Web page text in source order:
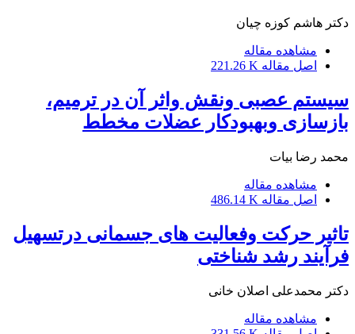
دکتر هاشم کوزه چیان
مشاهده مقاله
اصل مقاله 221.26 K
سیستم عصبی ونقش واثر آن در ترمیم،
بازسازی وبهبودکار عضلات مخطط
محمد رضا بیات
مشاهده مقاله
اصل مقاله 486.14 K
تاثیر حرکت وفعالیت های جسمانی درتسهیل
فرآیند رشد شناختی
دکتر محمدعلی اصلان خانی
مشاهده مقاله